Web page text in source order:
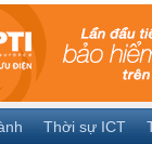
Thời sự ICT